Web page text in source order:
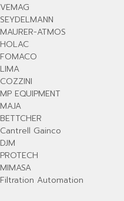
VEMAG
SEYDELMANN
MAURER-ATMOS
HOLAC
FOMACO
LIMA
COZZINI
MP EQUIPMENT
MAJA
ฺBETTCHER
Cantrell Gainco
DJM
PROTECH
MIMASA
Filtration Automation